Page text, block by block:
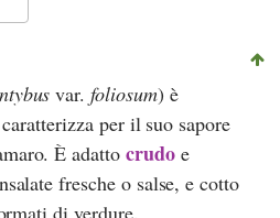
var.foliosum) è
per il suo sapore
È adatto crudoe
fresche o salse, e cotto
di verdure.